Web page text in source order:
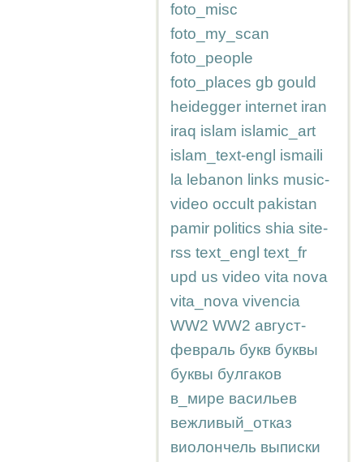
foto_misc
foto_my_scan
foto_people
foto_places gb gould
heidegger internet iran
iraq islam islamic_art
islam_text-engl ismaili
la lebanon links music-
video occult pakistan
pamir politics shia site-
rss text_engl text_fr
upd us video vita nova
vita_nova vivencia
WW2 WW2 август-
февраль букв буквы
буквы булгаков
в_мире васильев
вежливый_отказ
виолончель выписки